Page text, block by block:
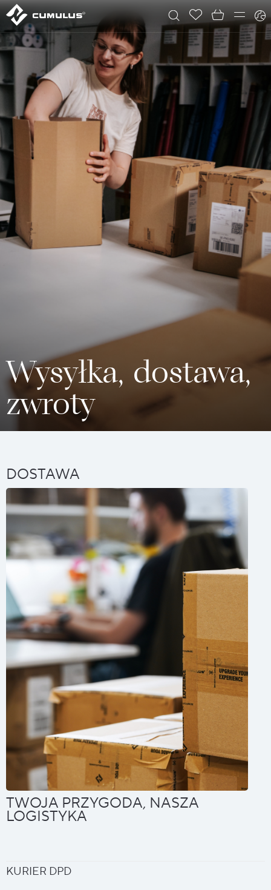
Wysyłka, dostawa,
zwroty
DOSTAWA
TWOJA PRZYGODA, NASZA
LOGISTYKA
KURIER DPD